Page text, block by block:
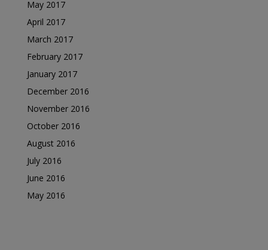
May 2017
April 2017
March 2017
February 2017
January 2017
December 2016
November 2016
October 2016
August 2016
July 2016
June 2016
May 2016